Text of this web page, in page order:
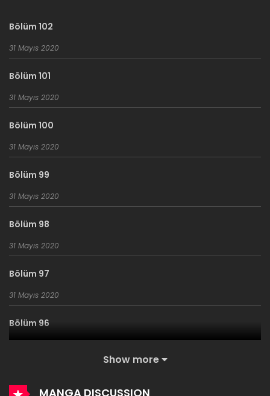
Bölüm 102
31 Mayıs 2020
Bölüm 101
31 Mayıs 2020
Bölüm 100
31 Mayıs 2020
Bölüm 99
31 Mayıs 2020
Bölüm 98
31 Mayıs 2020
Bölüm 97
31 Mayıs 2020
Bölüm 96
Show more
MANGA DISCUSSION